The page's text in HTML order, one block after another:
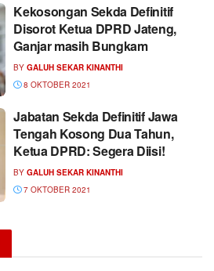
Kekosongan Sekda Definitif
Disorot Ketua DPRD Jateng,
Ganjar masih Bungkam
BY GALUH SEKAR KINANTHI
8 OKTOBER 2021
Jabatan Sekda Definitif Jawa
Tengah Kosong Dua Tahun,
Ketua DPRD: Segera Diisi!
BY GALUH SEKAR KINANTHI
7 OKTOBER 2021